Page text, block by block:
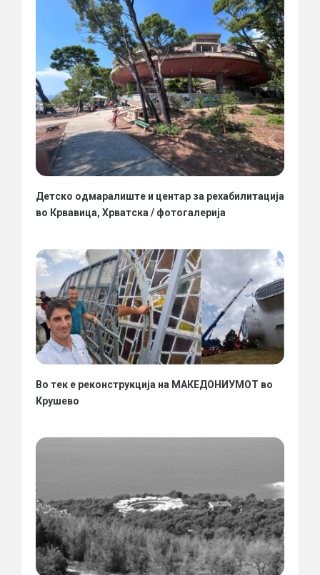
Детско одмаралиште и центар за рехабилитација
во Крвавица, Хрватска / фотогалерија
Во тек е реконструкција на МАКЕДОНИУМОТ во
Крушево